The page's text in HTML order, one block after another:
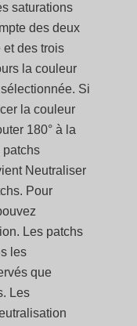
saturations
des deux
des trois
la couleur
Si
la couleur
180° à la
patchs
Neutraliser
Pour
Les patchs
les
que
Les